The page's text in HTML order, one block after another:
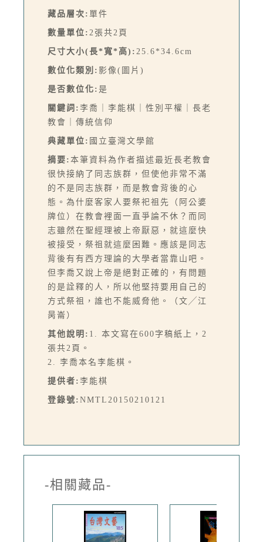
藏品層次: 單件
數量單位: 2張共2頁
尺寸大小(長*寬*高): 25.6*34.6cm
數位化類別: 影像(圖片)
是否數位化: 是
關鍵詞: 李喬｜李能棋｜性別平權｜長老
教會｜傳統信仰
典藏單位: 國立臺灣文學館
摘要: 本筆資料為作者描述最近長老教會
很快接納了同志族群，但使他非常不滿
的不是同志族群，而是教會背後的心
態。為什麼客家人要祭祀祖先（阿公婆
牌位）在教會裡面一直爭論不休？而同
志雖然在聖經理被上帝厭惡，就這麼快
被接受，祭祖就這麼困難。應該是同志
背後有有西方理論的大學者當靠山吧。
但李喬又說上帝是絕對正確的，有問題
的是詮釋的人，所以他堅持要用自己的
方式祭祖，誰也不能威脅他。（文╱江
昺崙）
其他說明: 1. 本文寫在600字稿紙上，2
張共2頁。
2. 李喬本名李能棋。
提供者: 李能棋
登錄號: NMTL20150210121
-相關藏品-